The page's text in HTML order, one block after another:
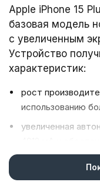
Apple iPhone 15
базовая модель
с увеличенным
Устройство
характеристик:
рост
использованию
увеличенная
iPhone 15 Plus в
при активном